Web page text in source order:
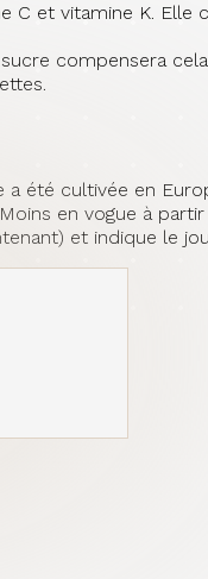
C et vitamine K. Elle
compensera
été cultivée en
en vogue à
et indique le
!